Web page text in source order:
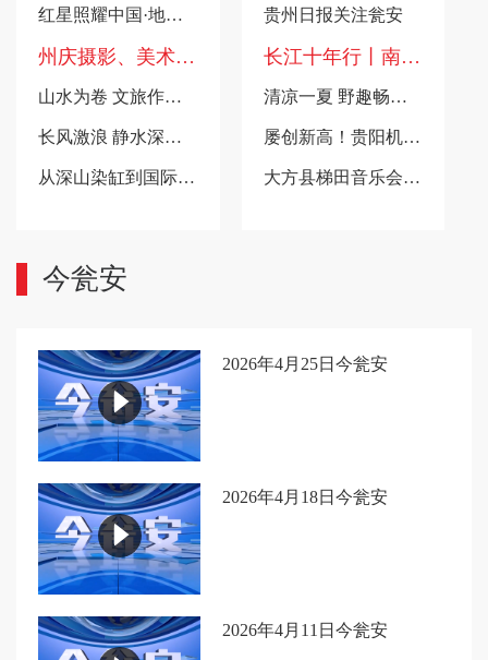
红星照耀中国·地球的红飘带丨中央红军长征南渡乌江过息烽六天五夜之三场战斗
州庆摄影、美术、书法、非遗作品展、李慧君先生书画作品展开展啦！
山水为卷 文旅作笔——黔南布依族苗族自治州成立70周年旅游发展成就综述
长风激浪 静水深流——三对关系里的黔南70年大格局
从深山染缸到国际舞台 百年蜡染技艺变身“指尖经济”
贵州日报关注瓮安
长江十年行丨南明河的忠实“画家”：笔墨镌刻时代变迁
清凉一夏 野趣畅游丨可远观，更可近赏！伸手就能接住漫天清凉
屡创新高！贵阳机场暑运单日旅客吞吐量峰值屡超同期
大方县梯田音乐会破圈，中央省级媒体转发+外交发声+全域矩阵齐点赞
今瓮安
2026年4月25日今瓮安
2026年4月18日今瓮安
2026年4月11日今瓮安